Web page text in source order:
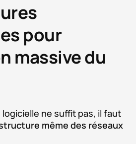
pour
massive du
ne suffit pas, il faut
même des réseaux